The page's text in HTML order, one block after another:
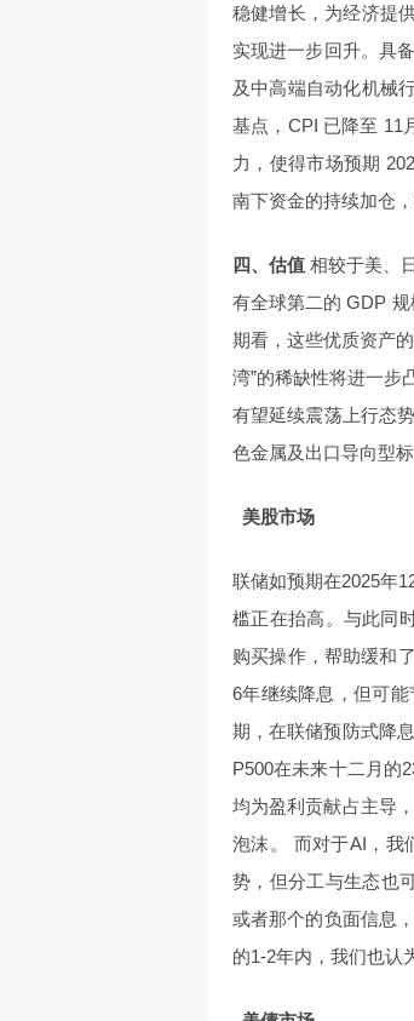
稳健增长，为经济提
实现进一步回升。具
及中高端自动化机械
基点，CPI 已降至 11
力，使得市场预期
南下资金的持续加仓
四、估值 相较于美、
有全球第二的 GDP
期看，这些优质资产
湾”的稀缺性将进一步
有望延续震荡上行态
色金属及出口导向型
美股市场
联储如预期在2025年
槛正在抬高。与此同
购买操作，帮助缓和
6年继续降息，但可
期，在联储预防式降
P500在未来十二月的
均为盈利贡献占主导
泡沫。 而对于AI，我
势，但分工与生态也
或者那个的负面信息
的1-2年内，我们也认